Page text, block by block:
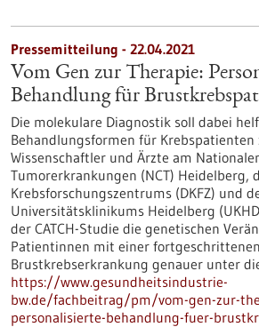
Pressemitteilung - 22.04.2021
Vom Gen zur Therapie:
Behandlung für
Die molekulare Diagnostik soll dabei
Behandlungsformen für Krebspatienten
Wissenschaftler und Ärzte am
Tumorerkrankungen (NCT) Heidelberg,
Krebsforschungszentrums (DKFZ) und
Universitätsklinikums Heidelberg
der CATCH-Studie die genetischen
Patientinnen mit einer fortgeschrittenen
Brustkrebserkrankung genauer unter
https://www.gesundheitsindustrie-
bw.de/fachbeitrag/pm/vom-gen-zur-
personalisierte-behandlung-fuer-